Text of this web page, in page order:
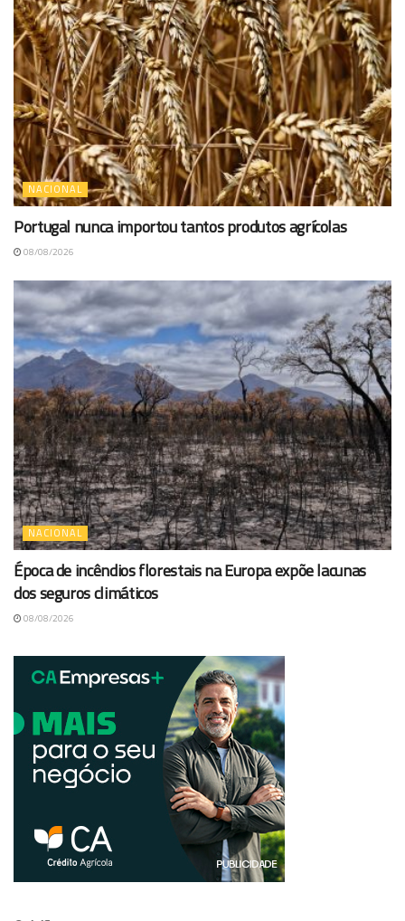
NACIONAL
Portugal nunca importou tantos produtos agrícolas
08/08/2026
NACIONAL
Época de incêndios florestais na Europa expõe lacunas
dos seguros climáticos
08/08/2026